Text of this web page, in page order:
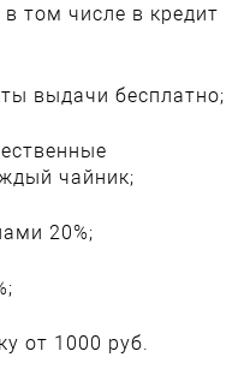
в том числе в кредит
выдачи бесплатно;
чайник;
20%;
от 1000 руб.